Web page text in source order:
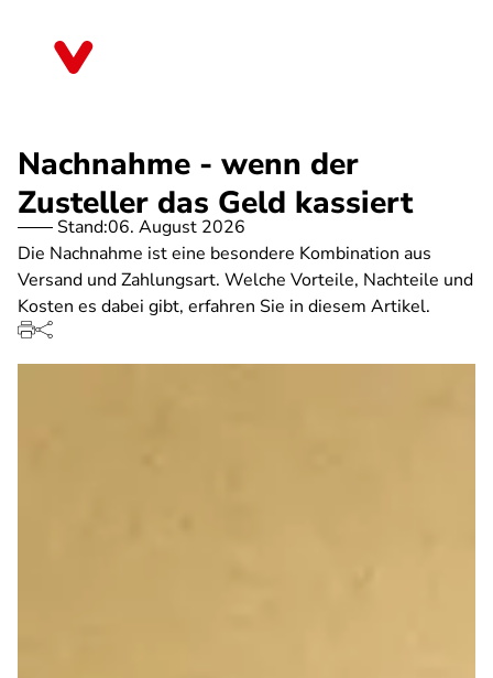
Nachnahme - wenn der
Zusteller das Geld kassiert
Stand:06. August 2026
Die Nachnahme ist eine besondere Kombination aus
Versand und Zahlungsart. Welche Vorteile, Nachteile und
Kosten es dabei gibt, erfahren Sie in diesem Artikel.